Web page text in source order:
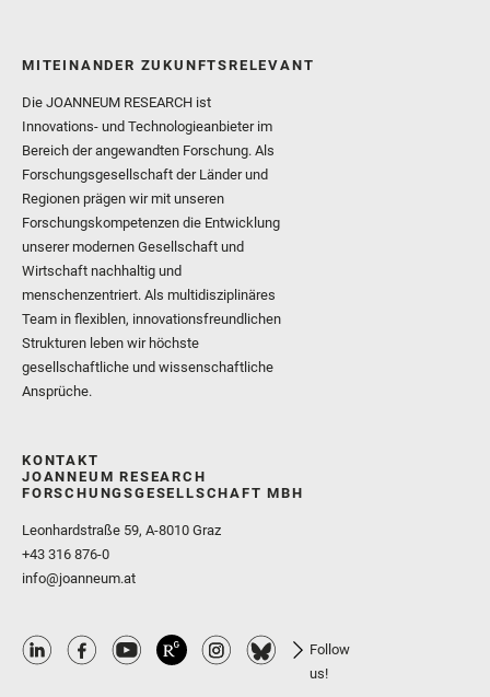
MITEINANDER ZUKUNFTSRELEVANT
Die JOANNEUM RESEARCH ist
Innovations- und Technologieanbieter im
Bereich der angewandten Forschung. Als
Forschungsgesellschaft der Länder und
Regionen prägen wir mit unseren
Forschungskompetenzen die Entwicklung
unserer modernen Gesellschaft und
Wirtschaft nachhaltig und
menschenzentriert. Als multidisziplinäres
Team in flexiblen, innovationsfreundlichen
Strukturen leben wir höchste
gesellschaftliche und wissenschaftliche
Ansprüche.
KONTAKT
JOANNEUM RESEARCH
FORSCHUNGSGESELLSCHAFT MBH
Leonhardstraße 59, A-8010 Graz
+43 316 876-0
info@joanneum.at
Follow
us!